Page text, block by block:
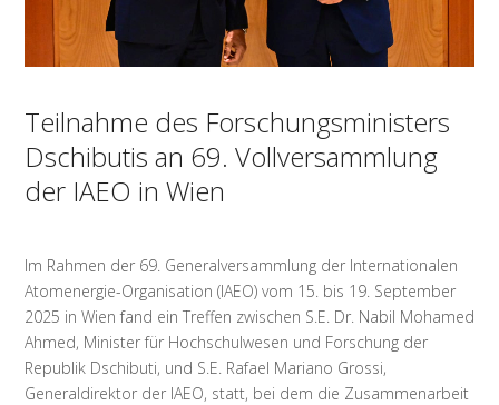
Teilnahme des Forschungsministers
Dschibutis an 69. Vollversammlung
der IAEO in Wien
Im Rahmen der 69. Generalversammlung der Internationalen
Atomenergie-Organisation (IAEO) vom 15. bis 19. September
2025 in Wien fand ein Treffen zwischen S.E. Dr. Nabil Mohamed
Ahmed, Minister für Hochschulwesen und Forschung der
Republik Dschibuti, und S.E. Rafael Mariano Grossi,
Generaldirektor der IAEO, statt, bei dem die Zusammenarbeit